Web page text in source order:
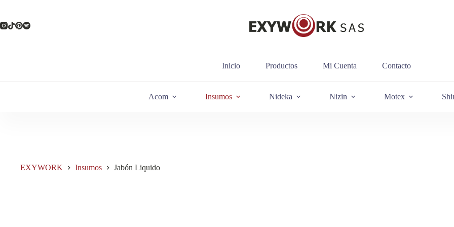
contenido
Inicio Productos Mi Cuenta Contacto
Acom Insumos Nideka Nizin Motex
EXYWORK Insumos Jabón Liquido